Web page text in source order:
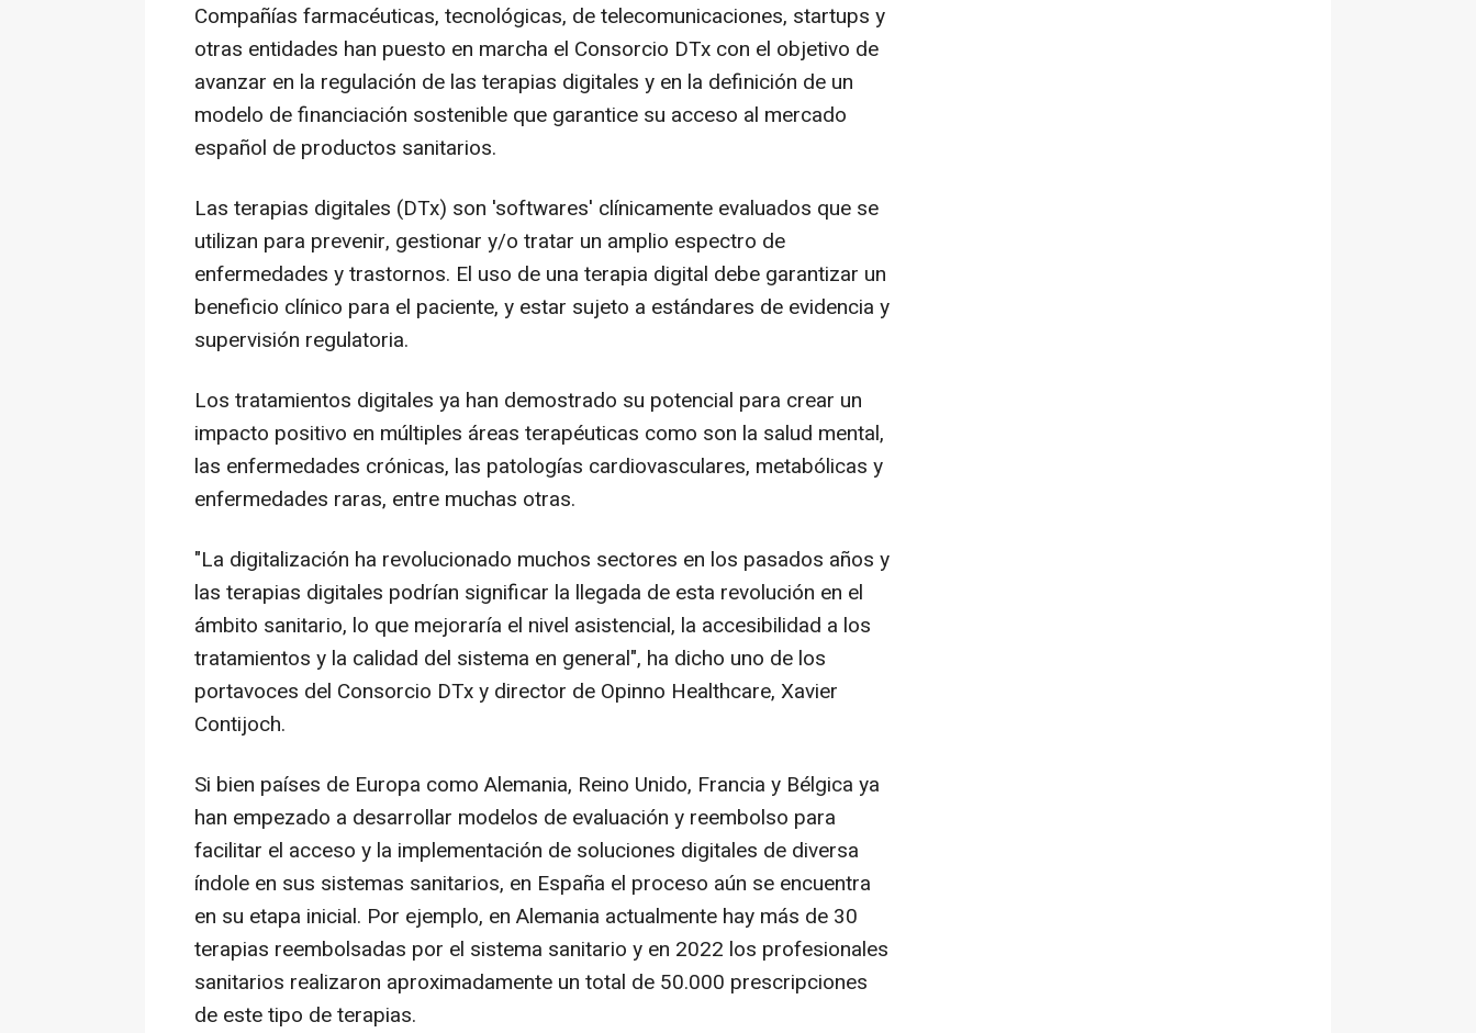
Compañías farmacéuticas, tecnológicas, de telecomunicaciones, startups y
otras entidades han puesto en marcha el Consorcio DTx con el objetivo de
avanzar en la regulación de las terapias digitales y en la definición de un
modelo de financiación sostenible que garantice su acceso al mercado
español de productos sanitarios.
Las terapias digitales (DTx) son 'softwares' clínicamente evaluados que se
utilizan para prevenir, gestionar y/o tratar un amplio espectro de
enfermedades y trastornos. El uso de una terapia digital debe garantizar un
beneficio clínico para el paciente, y estar sujeto a estándares de evidencia y
supervisión regulatoria.
Los tratamientos digitales ya han demostrado su potencial para crear un
impacto positivo en múltiples áreas terapéuticas como son la salud mental,
las enfermedades crónicas, las patologías cardiovasculares, metabólicas y
enfermedades raras, entre muchas otras.
"La digitalización ha revolucionado muchos sectores en los pasados años y
las terapias digitales podrían significar la llegada de esta revolución en el
ámbito sanitario, lo que mejoraría el nivel asistencial, la accesibilidad a los
tratamientos y la calidad del sistema en general", ha dicho uno de los
portavoces del Consorcio DTx y director de Opinno Healthcare, Xavier
Contijoch.
Si bien países de Europa como Alemania, Reino Unido, Francia y Bélgica ya
han empezado a desarrollar modelos de evaluación y reembolso para
facilitar el acceso y la implementación de soluciones digitales de diversa
índole en sus sistemas sanitarios, en España el proceso aún se encuentra
en su etapa inicial. Por ejemplo, en Alemania actualmente hay más de 30
terapias reembolsadas por el sistema sanitario y en 2022 los profesionales
sanitarios realizaron aproximadamente un total de 50.000 prescripciones
de este tipo de terapias.